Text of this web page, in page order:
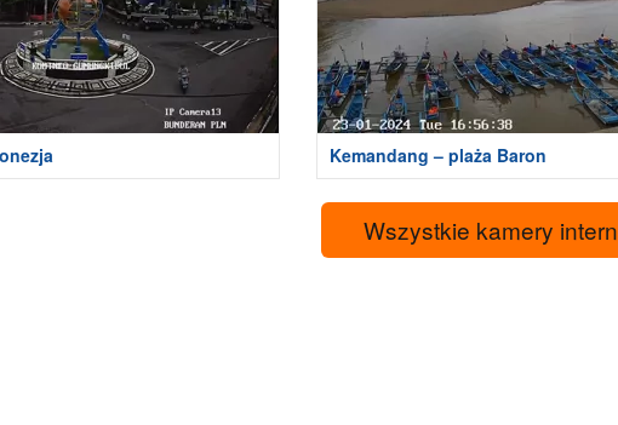
Kemandang – plaża Baron
Wszystkie kamery